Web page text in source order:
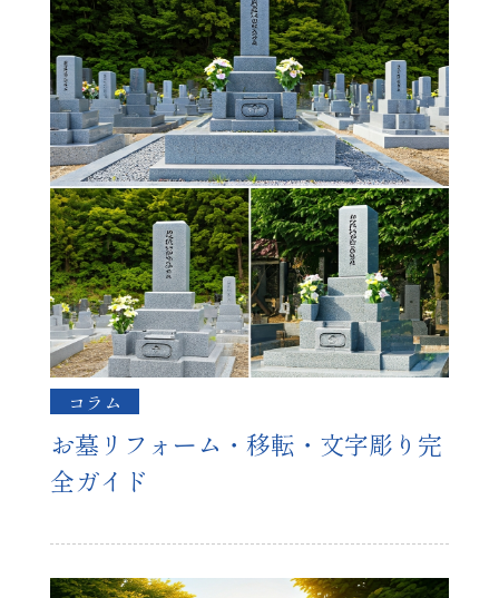
お墓リフォーム・移転・文字彫り完
全ガイド
コラム